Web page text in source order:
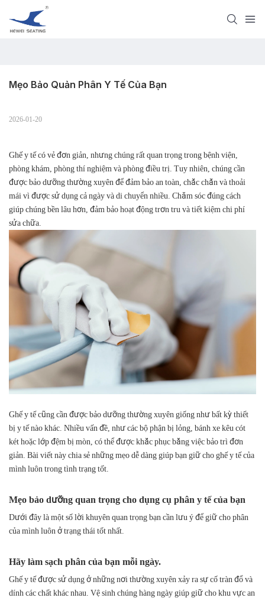
Mẹo Bảo Quản Phân Y Tế Của Bạn
2026-01-20
Ghế y tế có vẻ đơn giản, nhưng chúng rất quan trọng trong bệnh viện,
phòng khám, phòng thí nghiệm và phòng điều trị. Tuy nhiên, chúng cần
được bảo dưỡng thường xuyên để đảm bảo an toàn, chắc chắn và thoải
mái vì được sử dụng cả ngày và di chuyển nhiều. Chăm sóc đúng cách
giúp chúng bền lâu hơn, đảm bảo hoạt động trơn tru và tiết kiệm chi phí
sửa chữa.
Ghế y tế cũng cần được bảo dưỡng thường xuyên giống như bất kỳ thiết
bị y tế nào khác. Nhiều vấn đề, như các bộ phận bị lỏng, bánh xe kêu cót
két hoặc lớp đệm bị mòn, có thể được khắc phục bằng việc bảo trì đơn
giản. Bài viết này chia sẻ những mẹo dễ dàng giúp bạn giữ cho ghế y tế của
mình luôn trong tình trạng tốt.
Mẹo bảo dưỡng quan trọng cho dụng cụ phân y tế của bạn
Dưới đây là một số lời khuyên quan trọng bạn cần lưu ý để giữ cho phân
của mình luôn ở trạng thái tốt nhất.
Hãy làm sạch phân của bạn mỗi ngày.
Ghế y tế được sử dụng ở những nơi thường xuyên xảy ra sự cố tràn đổ và
dính các chất khác nhau. Vệ sinh chúng hàng ngày giúp giữ cho khu vực an